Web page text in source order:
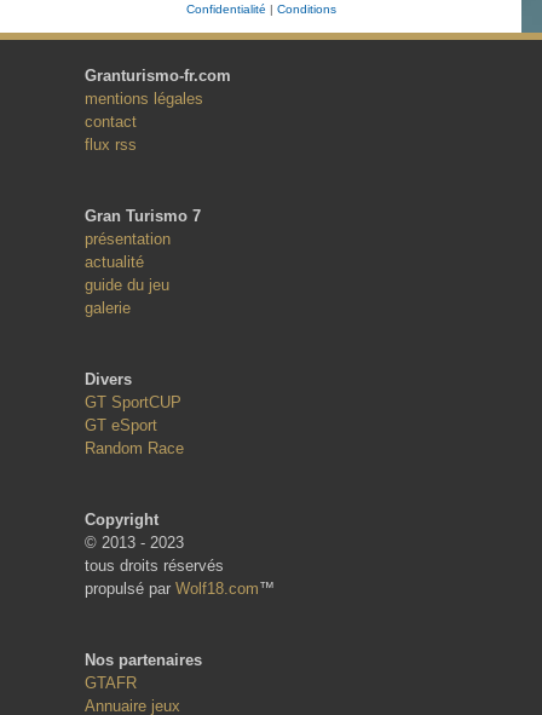
Confidentialité | Conditions
Granturismo-fr.com
mentions légales
contact
flux rss
Gran Turismo 7
présentation
actualité
guide du jeu
galerie
Divers
GT SportCUP
GT eSport
Random Race
Copyright
© 2013 - 2023
tous droits réservés
propulsé par Wolf18.com™
Nos partenaires
GTAFR
Annuaire jeux